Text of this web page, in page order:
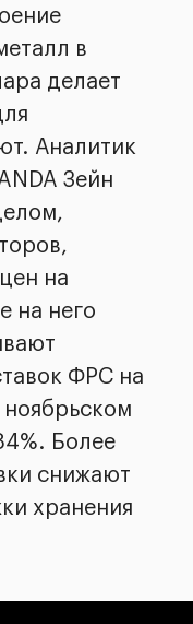
в
делает
Аналитик
Зейн
на
на него
ФРС на
Более
снижают
хранения